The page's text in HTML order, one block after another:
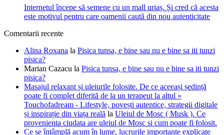
Internetul începe să semene cu un mall uriaș. Și cred că acesta
este motivul pentru care oamenii caută din nou autenticitate
Comentarii recente
Alina Roxana la Pisica tunsa, e bine sau nu e bine sa iti tunzi
pisica?
Marian Cazacu la Pisica tunsa, e bine sau nu e bine sa iti tunzi
pisica?
Masajul relaxant și uleiurile folosite. De ce aceeași ședință
poate fi complet diferită de la un terapeut la altul »
Touchofadream - Lifestyle, povești autentice, strategii digitale
și inspirație din viața reală la Uleiul de Mosc ( Musk ). Ce
provenienta ciudata are uleiul de Mosc si cum poate fi folosit.
Ce se întâmplă acum în lume, lucrurile importante explicate